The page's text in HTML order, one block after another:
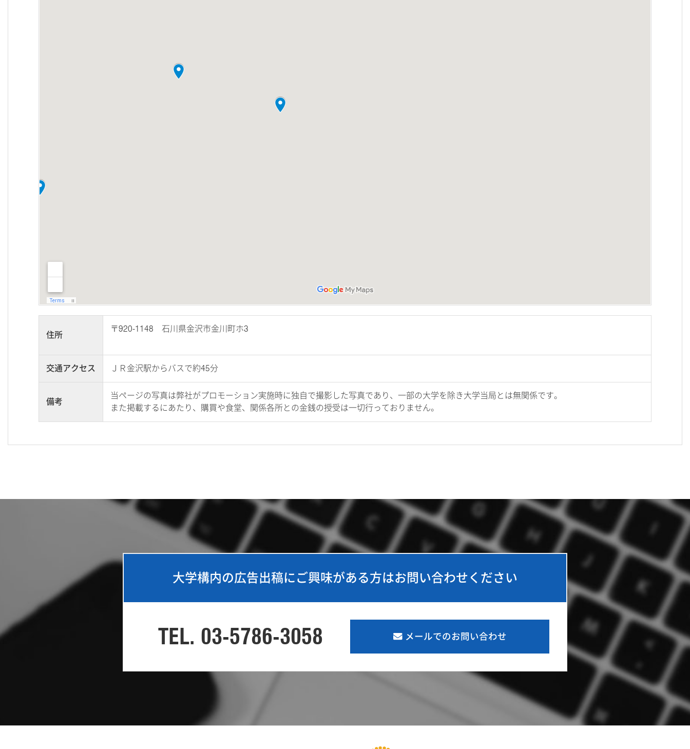
住所
〒920-1148 石川県金沢市金川町ホ3
交通アクセス ＪＲ金沢駅からバスで約45分
備考
当ページの写真は弊社がプロモーション実施時に独自で撮影した写真であり、一部の大学を除き大学当局とは無関係です。
また掲載するにあたり、購買や食堂、関係各所との金銭の授受は一切行っておりません。
大学構内の広告出稿にご興味がある方はお問い合わせください
TEL. 03-5786-3058 メールでのお問い合わせ